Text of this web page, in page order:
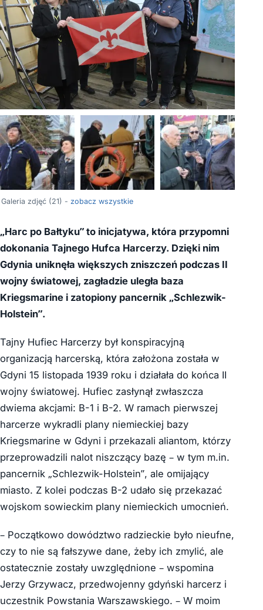
Galeria zdjęć (21) - zobacz wszystkie
„Harc po Bałtyku” to inicjatywa, która przypomni
dokonania Tajnego Hufca Harcerzy. Dzięki nim
Gdynia uniknęła większych zniszczeń podczas II
wojny światowej, zagładzie uległa baza
Kriegsmarine i zatopiony pancernik „Schlezwik-
Holstein”.
Tajny Hufiec Harcerzy był konspiracyjną
organizacją harcerską, która założona została w
Gdyni 15 listopada 1939 roku i działała do końca II
wojny światowej. Hufiec zasłynął zwłaszcza
dwiema akcjami: B-1 i B-2. W ramach pierwszej
harcerze wykradli plany niemieckiej bazy
Kriegsmarine w Gdyni i przekazali aliantom, którzy
przeprowadzili nalot niszczący bazę – w tym m.in.
pancernik „Schlezwik-Holstein”, ale omijający
miasto. Z kolei podczas B-2 udało się przekazać
wojskom sowieckim plany niemieckich umocnień.
– Początkowo dowództwo radzieckie było nieufne,
czy to nie są fałszywe dane, żeby ich zmylić, ale
ostatecznie zostały uwzględnione – wspomina
Jerzy Grzywacz, przedwojenny gdyński harcerz i
uczestnik Powstania Warszawskiego. – W moim